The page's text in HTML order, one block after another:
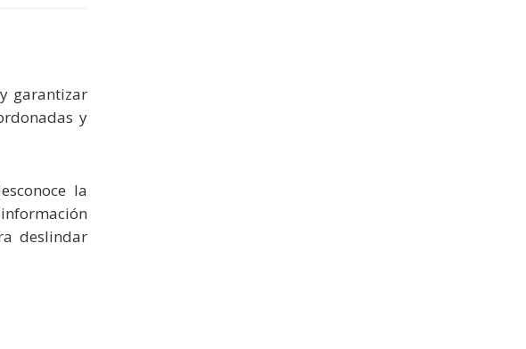
garantizar
y
la
deslindar